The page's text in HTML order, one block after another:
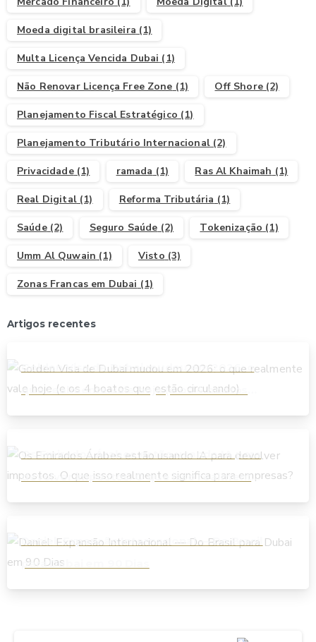
Moeda digital brasileira (1)
Multa Licença Vencida Dubai (1)
Não Renovar Licença Free Zone (1) Off Shore(2)
Planejamento Fiscal Estratégico (1)
Planejamento Tributário Internacional(2)
Privacidade(1) ramada (1) Ras Al Khaimah (1)
Real Digital(1) Reforma Tributária (1)
Saúde(2) Seguro Saúde (2) Tokenização (1)
Umm Al Quwain (1) Visto (3)
Zonas Francas em Dubai (1)
Artigos recentes
Golden Visa de Dubai mudou em 2026: o
que realmente vale hoje (e os 4 boatos
que estão circulando)
Os Emirados Árabes estão usando IA para
devolver impostos. O que isso realmente
significa para empresas?
Daniel: Expansão Internacional — Do Brasil
para Dubai em 90 Dias